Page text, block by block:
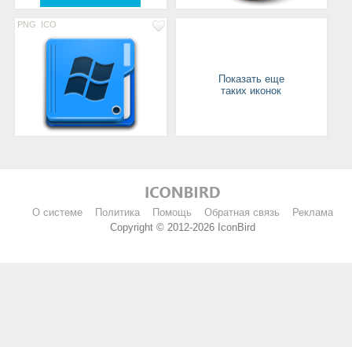
PNG ICO
Показать еще
таких иконок
О системе Политика Помощь Обратная связь
Реклама
Copyright © 2012-2026 IconBird